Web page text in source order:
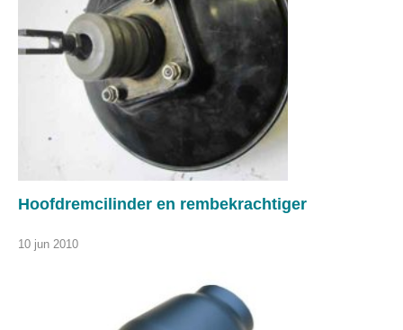
Hoofdremcilinder en rembekrachtiger
10 jun 2010